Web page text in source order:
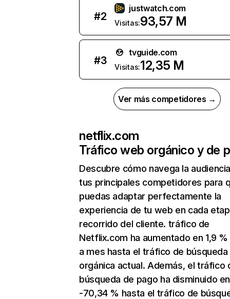
#2
justwatch.com
Visitas:93,57 M
#3
tvguide.com
Visitas:12,35 M
Ver más competidores →
netflix.com
Tráfico web orgánico y de
Descubre cómo navega la
tus principales competidores para
puedas adaptar perfectamente la
experiencia de tu web en cada
recorrido del cliente. tráfico de
Netflix.com ha aumentado en 1,9
a mes hasta el tráfico de búsqueda
orgánica actual. Además, el tráfico
búsqueda de pago ha disminuido en
-70,34 % hasta el tráfico de